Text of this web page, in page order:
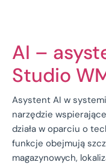
AI –
Studio
Asystent AI w
narzędzie
działa w oparciu o
funkcje obejmują
magazynowych,